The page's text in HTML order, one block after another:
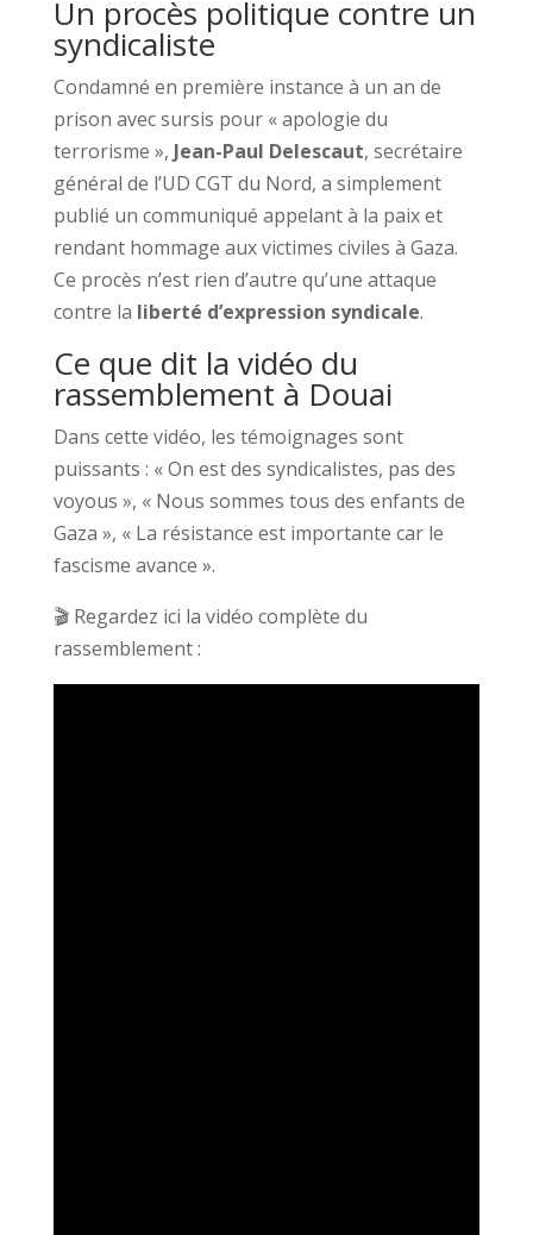
Un procès politique contre un
syndicaliste
Condamné en première instance à un an de
prison avec sursis pour « apologie du
terrorisme », Jean-Paul Delescaut, secrétaire
général de l’UD CGT du Nord, a simplement
publié un communiqué appelant à la paix et
rendant hommage aux victimes civiles à Gaza.
Ce procès n’est rien d’autre qu’une attaque
contre la liberté d’expression syndicale.
Ce que dit la vidéo du
rassemblement à Douai
Dans cette vidéo, les témoignages sont
puissants : « On est des syndicalistes, pas des
voyous », « Nous sommes tous des enfants de
Gaza », « La résistance est importante car le
fascisme avance ».
🎬 Regardez ici la vidéo complète du
rassemblement :